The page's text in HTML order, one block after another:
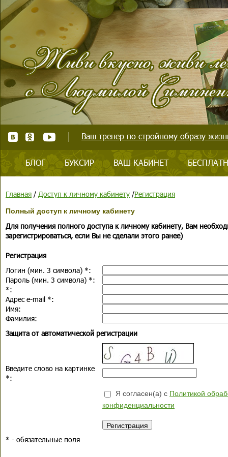
Ваш тренер по стройному образу
БЛОГ БУКСИР ВАШ КАБИНЕТ
Главная / Доступ к личному кабинету /Регистрация
Полный доступ к личному кабинету
Для получения полного доступа к личному кабинету, Вам
зарегистрироваться, если Вы не сделали этого ранее)
Регистрация
Логин (мин. 3 символа) *:
Пароль (мин. 3 символа) *:
*:
Адрес e-mail *:
Имя:
Фамилия:
Защита от автоматической регистрации
Введите слово на картинке
*:
Я согласен(а) с Политикой
конфиденциальности
* - обязательные поля